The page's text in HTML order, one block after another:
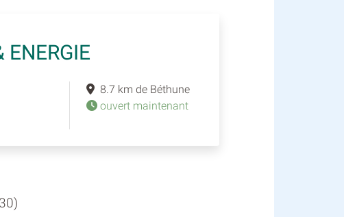
ENERGIE
8.7 km de Béthune
ouvert maintenant